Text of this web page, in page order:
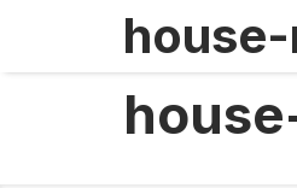
Субота 8 Серпня